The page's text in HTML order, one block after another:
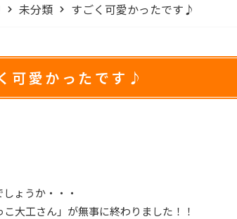
未分類 すごく可愛かったです♪
可愛かったです♪
ょうか・・・
大工さん」が無事に終わりました！！